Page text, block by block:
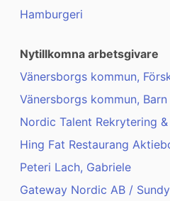
Hamburgeri
Nytillkomna arbetsgivare
Vänersborgs kommun,
Vänersborgs kommun,
Nordic Talent Rekrytering &
Hing Fat Restaurang
Peteri Lach, Gabriele
Gateway Nordic AB /